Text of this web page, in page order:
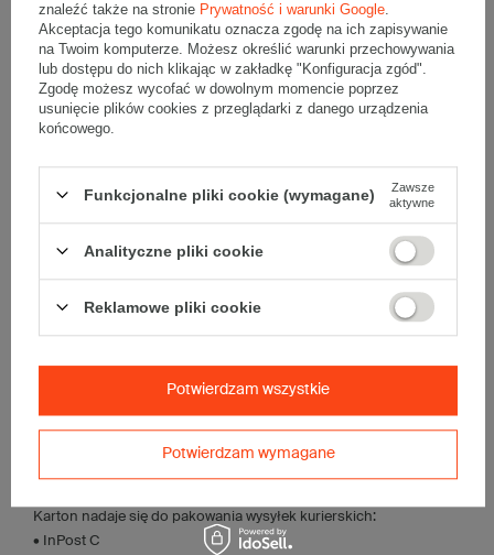
Komplet szarych kartonów klapowych InPost C - 20 szt.
Wymiary zewnętrzne: 640x380x410mm (długość x szerokość x
wysokość)
Opakowanie wykonane jest z tektury falistej 3-warstwowej, fala B
420 g/m2
• zewnętrzne:640x380x410 mm
• wewnętrzne:634x374x398 mm
• pojemność:94 l
• tektura falista:3-warstwowa
• fala:B
• gramatura:420 g/m2
Dodatkowe:
• waga jednostkowa (+/-5%):670 g
• typ fefco:F0201
Karton nadaje się do pakowania wysyłek kurierskich:
• InPost C
znaleźć także na stronie Prywatność i warunki Google
Akceptacja tego komunikatu oznacza zgodę na ich zapisywanie
na Twoim komputerze. Możesz określić warunki przechowywania
lub dostępu do nich klikając w zakładkę "Konfiguracja zgód".
Zgodę możesz wycofać w dowolnym momencie poprzez
usunięcie plików cookies z przeglądarki z danego urządzenia
końcowego.
Funkcjonalne pliki cookie (wymagane)
Zawsze
aktywne
Analityczne pliki cookie
Reklamowe pliki cookie
Potwierdzam wymagane
Potwierdzam wszystkie